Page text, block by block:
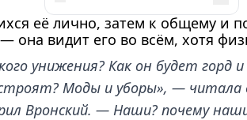
её лично, затем к общему и
видит его во всём, хотя
унижения? Как он будет горд
Моды и уборы», —
Вронский. — Наши? почему